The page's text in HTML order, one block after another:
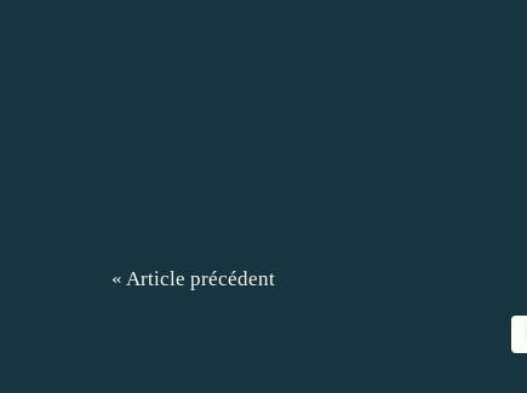
« Article précédent